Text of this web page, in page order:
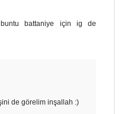
battaniye için ig de
de görelim inşallah :)